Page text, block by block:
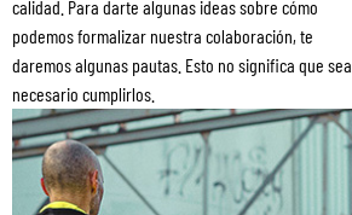
calidad. Para darte algunas ideas sobre cómo
podemos formalizar nuestra colaboración, te
daremos algunas pautas. Esto no significa que sea
necesario cumplirlos.